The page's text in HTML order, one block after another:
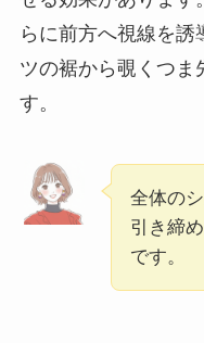
らに前方へ視線を
ツの裾から覗くつま
す。
全体の
引き締
です。